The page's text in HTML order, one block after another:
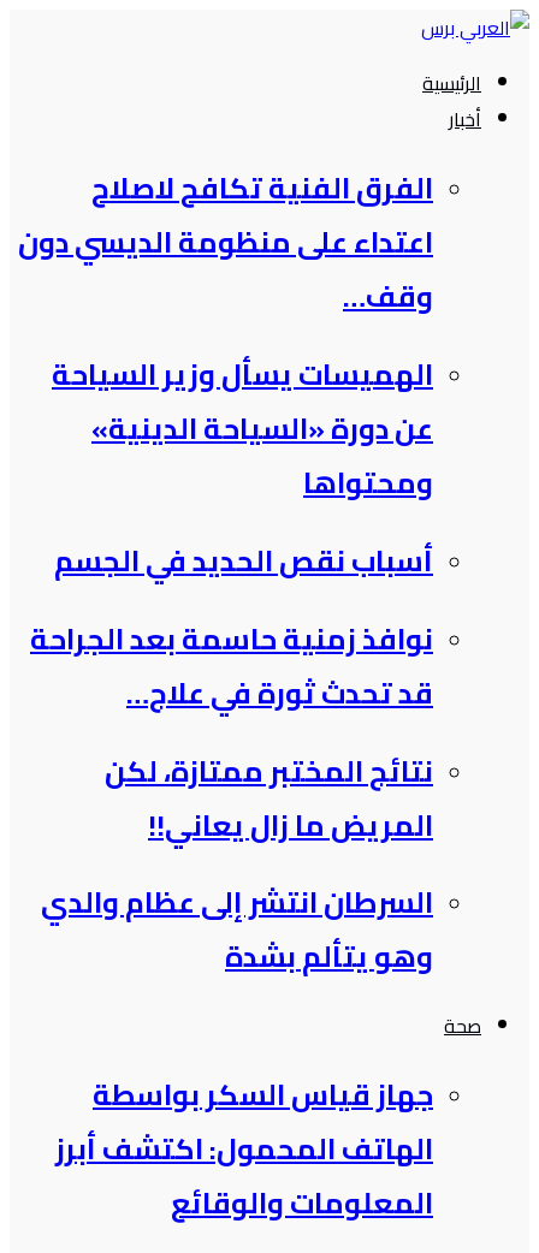
التجاوز
المحتوىالرئيسية
أخبار
الفرق الفنية تكافح لاصلاح
اعتداء على منظومة الديسي دون
وقف…
الهميسات يسأل وزير السياحة
عن دورة «السياحة الدينية»
ومحتواها
أسباب نقص الحديد في الجسم
نوافذ زمنية حاسمة بعد الجراحة
قد تحدث ثورة في علاج…
نتائج المختبر ممتازة، لكن
المريض ما زال يعاني!!
السرطان انتشر إلى عظام والدي
وهو يتألم بشدة
صحة
جهاز قياس السكر بواسطة
الهاتف المحمول: اكتشف أبرز
المعلومات والوقائع